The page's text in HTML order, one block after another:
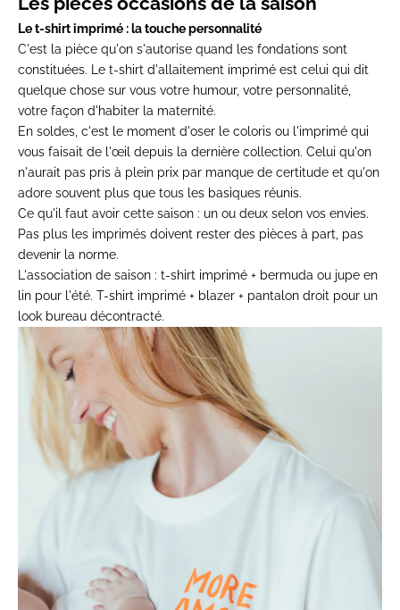
Let-shirt imprimé : la touchepersonnalité
C'est la pièce qu'on s'autorise quand les fondations sont
constituées. Le t-shirt d'allaitement imprimé est celui qui dit
quelque chose sur vous votre humour, votre personnalité,
votre façon d'habiter la maternité.
En soldes, c'est le moment d'oser le coloris ou l'imprimé qui
vous faisait de l'œil depuis la dernière collection. Celui qu'on
n'aurait pas pris à plein prix par manque de certitude et qu'on
adore souvent plus que tous les basiques réunis.
Ce qu'il faut avoir cette saison : un ou deux selon vos envies.
Pas plus les imprimés doivent rester des pièces à part, pas
devenir la norme.
L'association de saison : t-shirt imprimé + bermuda ou jupe en
lin pour l'été. T-shirt imprimé + blazer + pantalon droit pour un
look bureau décontracté.